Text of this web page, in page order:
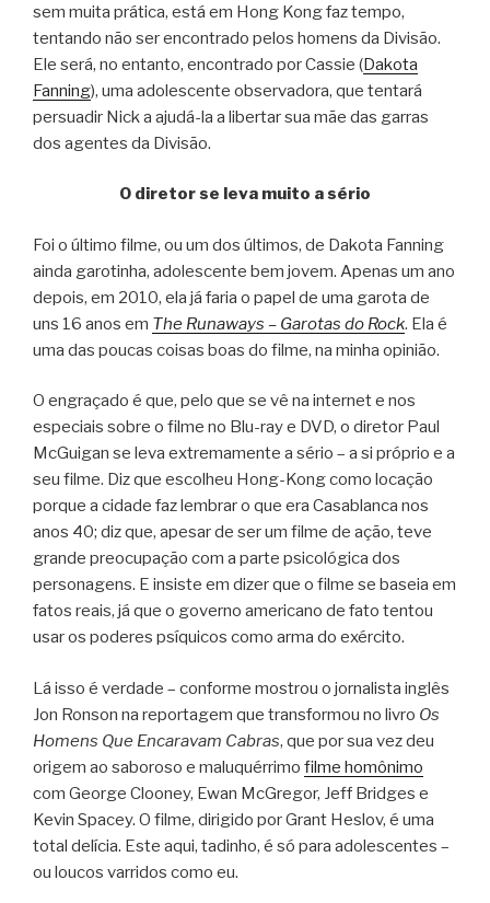
sem muita prática, está em Hong Kong faz tempo,
tentando não ser encontrado pelos homens da Divisão.
Ele será, no entanto, encontrado por Cassie (Dakota
Fanning), uma adolescente observadora, que tentará
persuadir Nick a ajudá-la a libertar sua mãe das garras
dos agentes da Divisão.
O diretor se leva muito a sério
Foi o último filme, ou um dos últimos, de Dakota Fanning
ainda garotinha, adolescente bem jovem. Apenas um ano
depois, em 2010, ela já faria o papel de uma garota de
uns 16 anos em The Runaways – Garotas do Rock. Ela é
uma das poucas coisas boas do filme, na minha opinião.
O engraçado é que, pelo que se vê na internet e nos
especiais sobre o filme no Blu-ray e DVD, o diretor Paul
McGuigan se leva extremamente a sério – a si próprio e a
seu filme. Diz que escolheu Hong-Kong como locação
porque a cidade faz lembrar o que era Casablanca nos
anos 40; diz que, apesar de ser um filme de ação, teve
grande preocupação com a parte psicológica dos
personagens. E insiste em dizer que o filme se baseia em
fatos reais, já que o governo americano de fato tentou
usar os poderes psíquicos como arma do exército.
Lá isso é verdade – conforme mostrou o jornalista inglês
Jon Ronson na reportagem que transformou no livro Os
Homens Que Encaravam Cabras, que por sua vez deu
origem ao saboroso e maluquérrimo filme homônimo
com George Clooney, Ewan McGregor, Jeff Bridges e
Kevin Spacey. O filme, dirigido por Grant Heslov, é uma
total delícia. Este aqui, tadinho, é só para adolescentes –
ou loucos varridos como eu.